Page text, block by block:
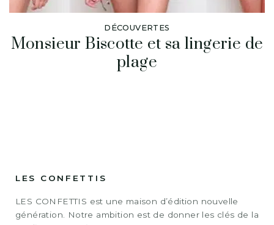
DÉCOUVERTES
Monsieur Biscotte et sa lingerie de
plage
LES CONFETTIS
LES CONFETTIS est une maison d’édition nouvelle
génération. Notre ambition est de donner les clés de la